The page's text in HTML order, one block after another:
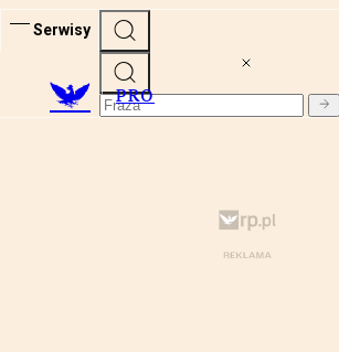
Serwisy
PRO